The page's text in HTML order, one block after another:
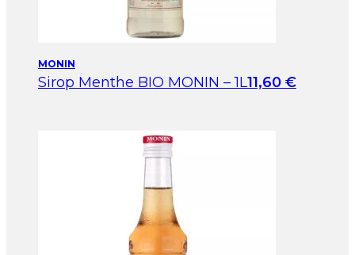
MONIN
Sirop Menthe BIO MONIN – 1L11,60 €